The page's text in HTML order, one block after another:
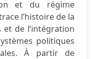
et du régime
l’histoire de la
de l’intégration
politiques
À partir de